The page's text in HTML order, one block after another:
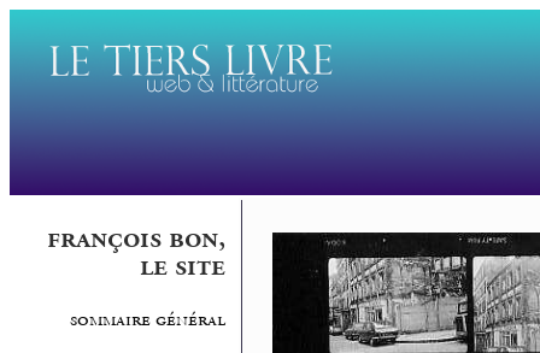
françois bon,
le site
sommaire général